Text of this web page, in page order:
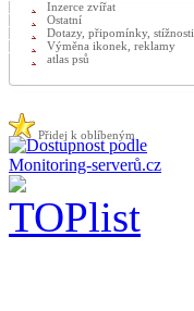
Inzerce zvířat
Ostatní
Dotazy, připomínky, stížnosti
Výměna ikonek, reklamy
atlas psů
Přidej k oblíbeným